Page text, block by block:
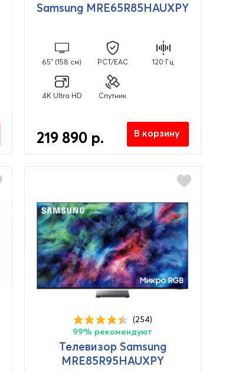
Samsung MRE65R85HAUXPY
65" (158 см) PCT/EAC 120 Гц
4K Ultra HD Спутник
219 890 р. В корзину
(254)
99% рекомендуют
Телевизор Samsung
MRE85R95HAUXPY